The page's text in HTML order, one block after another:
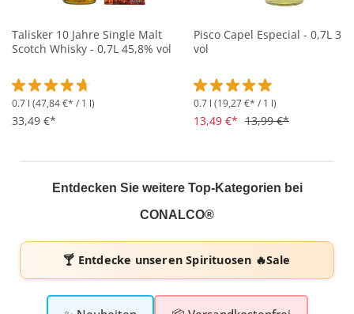
Talisker 10 Jahre Single Malt
Scotch Whisky - 0,7L 45,8% vol
Durchschnittliche Bewertung von 4.8 von 5 Sternen
0.7 l (47,84 €* / 1 l)
33,49 €*
Pisco Capel Especial - 0,7L
vol
Durchschnittliche
0.7 l (19,27 €* / 1 l)
13,49 €* 13,99 €*
Entdecken Sie weitere Top-Kategorien bei
CONALCO®
🍸 Entdecke unserenSpirituosen 🔥Sale